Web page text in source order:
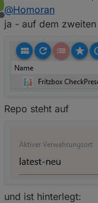
Offline
@Homoran
ja - auf dem
Repo steht auf
und ist hinterlegt: